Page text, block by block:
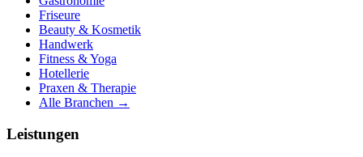
Friseure
Beauty & Kosmetik
Handwerk
Fitness & Yoga
Hotellerie
Praxen & Therapie
Alle Branchen →
Leistungen